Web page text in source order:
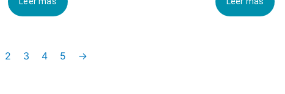
2 3 4 5 →